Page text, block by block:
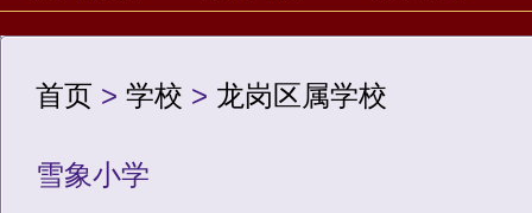
首页 > 学校 > 龙岗区属学校
雪象小学